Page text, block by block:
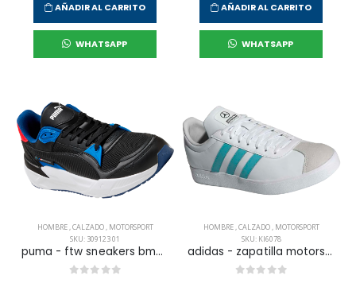
AÑADIR AL CARRITO
WHATSAPP
AÑADIR AL CARRITO
WHATSAPP
HOMBRE,CALZADO, MOTORSPORT
SKU: 309123 01
puma - ftw sneakers bmw mms trinity 2 para hombre
HOMBRE,CALZADO, MOTORSPORT
SKU: KI6078
adidas - zapatilla motorsport vl court mer para hombre